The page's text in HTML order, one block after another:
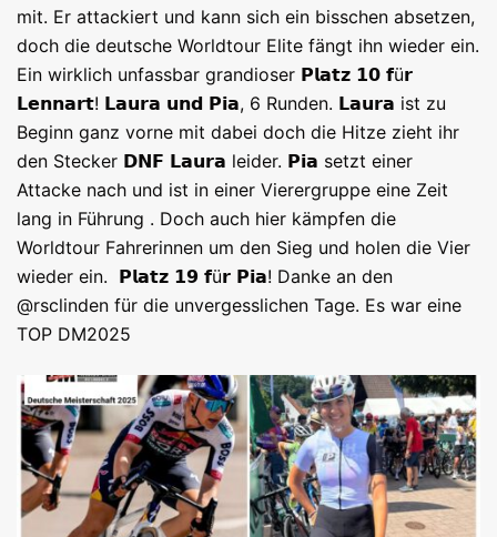
mit. Er attackiert und kann sich ein bisschen absetzen,
doch die deutsche Worldtour Elite fängt ihn wieder ein.
Ein wirklich unfassbar grandioser 𝗣𝗹𝗮𝘁𝘇 𝟭𝟬 𝗳ü𝗿
𝗟𝗲𝗻𝗻𝗮𝗿𝘁! 𝗟𝗮𝘂𝗿𝗮 𝘂𝗻𝗱 𝗣𝗶𝗮, 6 Runden. 𝗟𝗮𝘂𝗿𝗮 ist zu
Beginn ganz vorne mit dabei doch die Hitze zieht ihr
den Stecker 𝗗𝗡𝗙 𝗟𝗮𝘂𝗿𝗮 leider. 𝗣𝗶𝗮 setzt einer
Attacke nach und ist in einer Vierergruppe eine Zeit
lang in Führung . Doch auch hier kämpfen die
Worldtour Fahrerinnen um den Sieg und holen die Vier
wieder ein. 𝗣𝗹𝗮𝘁𝘇 𝟭𝟵 𝗳ü𝗿 𝗣𝗶𝗮! Danke an den
@rsclinden für die unvergesslichen Tage. Es war eine
TOP DM2025